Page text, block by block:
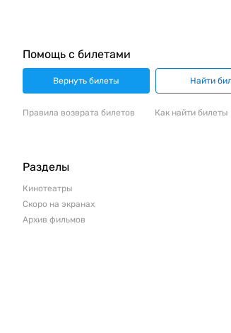
Помощь с билетами
Вернуть билеты Найти
Правила возврата билетов Как найти билеты
Разделы
Кинотеатры
Скоро на экранах
Архив фильмов